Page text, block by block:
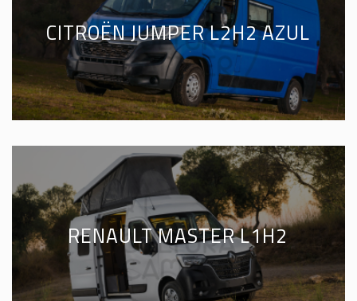
CITROËN JUMPER L2H2 AZUL
RENAULT MASTER L1H2